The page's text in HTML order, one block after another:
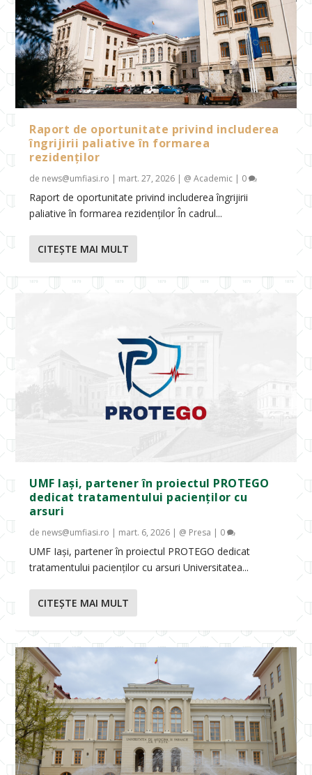
Raport de oportunitate privind includerea
îngrijirii paliative în formarea
rezidenților
de news@umfiasi.ro | mart. 27, 2026 | @ Academic | 0
Raport de oportunitate privind includerea îngrijirii
paliative în formarea rezidenților În cadrul...
CITEŞTE MAI MULT
UMF Iași, partener în proiectul PROTEGO
dedicat tratamentului pacienților cu
arsuri
de news@umfiasi.ro | mart. 6, 2026 | @ Presa | 0
UMF Iași, partener în proiectul PROTEGO dedicat
tratamentului pacienților cu arsuri Universitatea...
CITEŞTE MAI MULT